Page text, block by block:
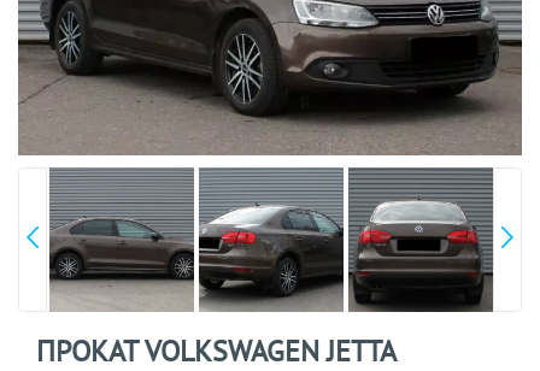
ПРОКАТ VOLKSWAGEN JETTA